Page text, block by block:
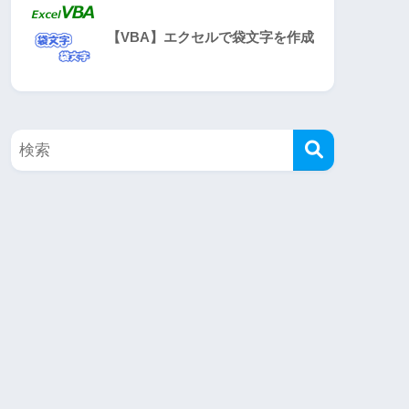
【VBA】エクセルで袋文字を作成